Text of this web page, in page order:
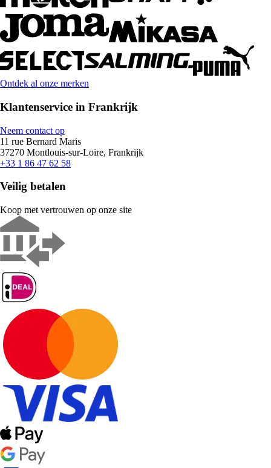
Ontdek al onze merken
Klantenservice in Frankrijk
Neem contact op
11 rue Bernard Maris
37270 Montlouis-sur-Loire, Frankrijk
+33 1 86 47 62 58
Veilig betalen
Koop met vertrouwen op onze site